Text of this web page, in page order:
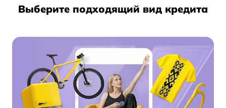
Выберите подходящий вид кредита